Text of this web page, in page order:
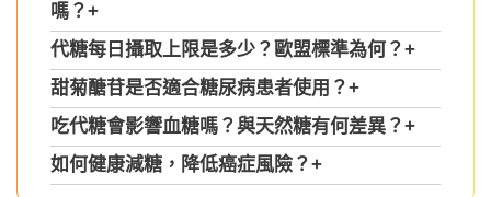
嗎？+
代糖每日攝取上限是多少？歐盟標準為何？+
甜菊醣苷是否適合糖尿病患者使用？+
吃代糖會影響血糖嗎？與天然糖有何差異？+
如何健康減糖，降低癌症風險？+